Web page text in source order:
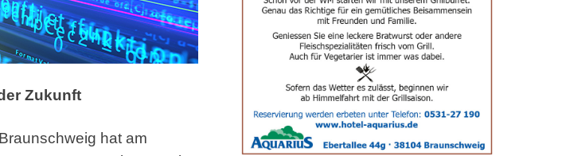
Zukunft
hat am